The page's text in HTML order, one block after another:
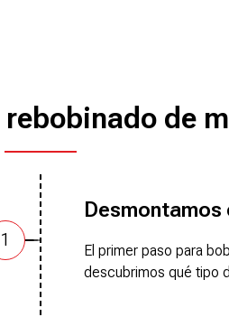
de
Desmontamos
El primer paso para
descubrimos qué tipo